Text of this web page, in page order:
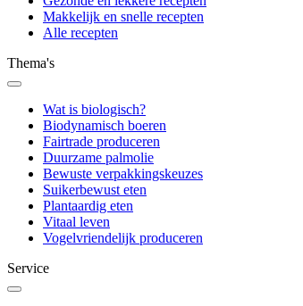
Makkelijk en snelle recepten
Alle recepten
Thema's
Wat is biologisch?
Biodynamisch boeren
Fairtrade produceren
Duurzame palmolie
Bewuste verpakkingskeuzes
Suikerbewust eten
Plantaardig eten
Vitaal leven
Vogelvriendelijk produceren
Service